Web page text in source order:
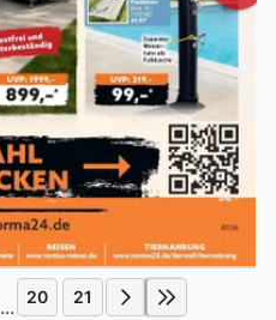
... 20 21